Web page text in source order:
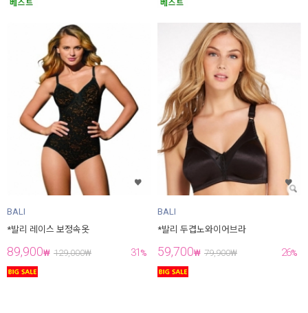
BALI
*발리 레이스 보정속옷
89,900₩ 129,000₩ 31 %
BALI
*발리 두겹노와이어브라
59,700₩ 79,900₩ 26%